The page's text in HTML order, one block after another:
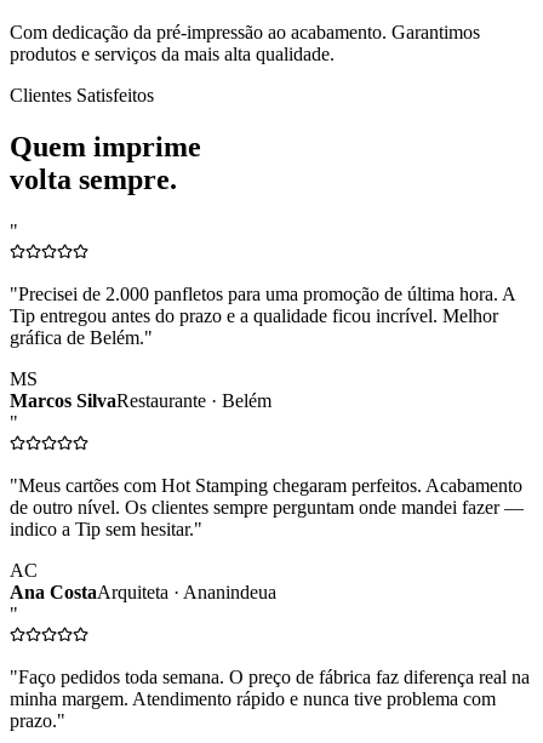
Com dedicação da pré-impressão ao acabamento. Garantimos
produtos e serviços da mais alta qualidade.
Clientes Satisfeitos
Quem imprime
volta sempre.
"
"Precisei de 2.000 panfletos para uma promoção de última hora. A
Tip entregou antes do prazo e a qualidade ficou incrível. Melhor
gráfica de Belém."
MS
Marcos SilvaRestaurante · Belém
"
"Meus cartões com Hot Stamping chegaram perfeitos. Acabamento
de outro nível. Os clientes sempre perguntam onde mandei fazer —
indico a Tip sem hesitar."
AC
Ana CostaArquiteta · Ananindeua
"
"Faço pedidos toda semana. O preço de fábrica faz diferença real na
minha margem. Atendimento rápido e nunca tive problema com
prazo."